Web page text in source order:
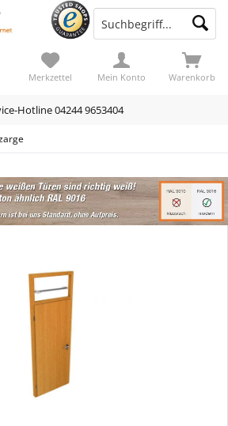
Hotline 04244 9653404
Warenkorb
Merkzettel Mein Konto